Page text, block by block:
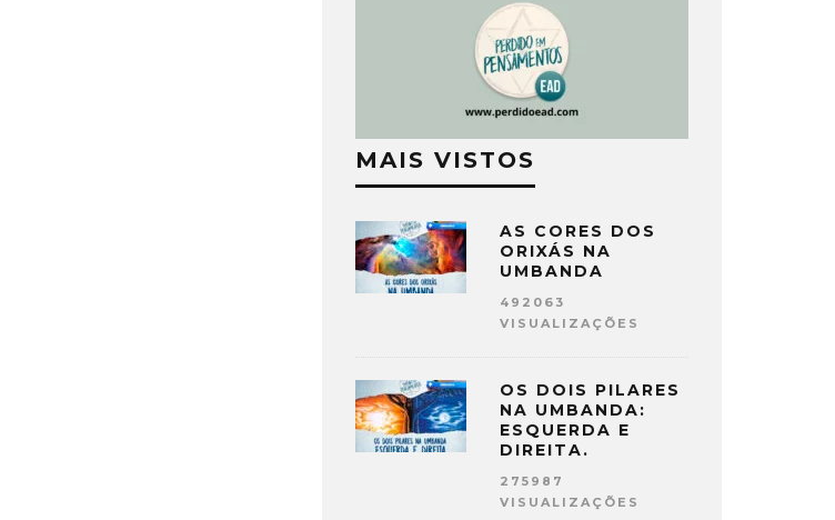
MAIS VISTOS
AS CORES DOS
ORIXÁS NA
UMBANDA
492063
VISUALIZAÇÕES
OS DOIS PILARES
NA UMBANDA:
ESQUERDA E
DIREITA.
275987
VISUALIZAÇÕES